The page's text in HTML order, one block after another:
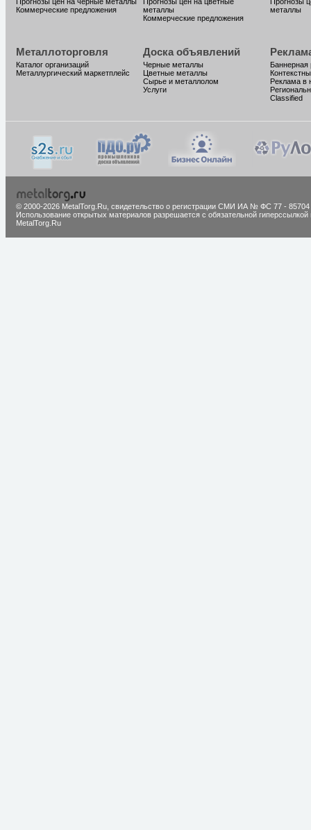
Коммерческие предложения
металлы
Коммерческие предложения
металлы
Металлоторговля
Каталог организаций
Металлургический маркетплейс
Доска объявлений
Черные металлы
Цветные металлы
Сырье и металлолом
Услуги
Баннерная
Реклама в
Classified
© 2000-2026 MetalTorg.Ru, cвидетельство о регистрации СМИ ИА № ФС 77 - 85704
Использование открытых материалов разрешается с обязательной гиперссылкой
MetalTorg.Ru